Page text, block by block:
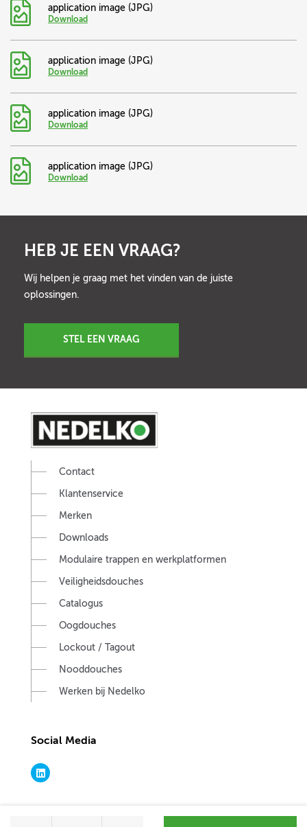
application image (JPG)
Download
application image (JPG)
Download
application image (JPG)
Download
application image (JPG)
Download
HEB JE EEN VRAAG?
Wij helpen je graag met het vinden van de juiste
oplossingen.
STEL EEN VRAAG
Contact
Klantenservice
Merken
Downloads
Modulaire trappen en werkplatformen
Veiligheidsdouches
Catalogus
Oogdouches
Lockout / Tagout
Nooddouches
Werken bij Nedelko
Social Media